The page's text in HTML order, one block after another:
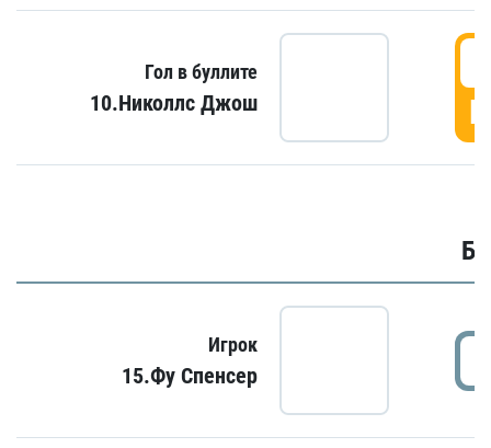
Гол в буллите
10.Николлс Джош
Игрок
15.Фу Спенсер